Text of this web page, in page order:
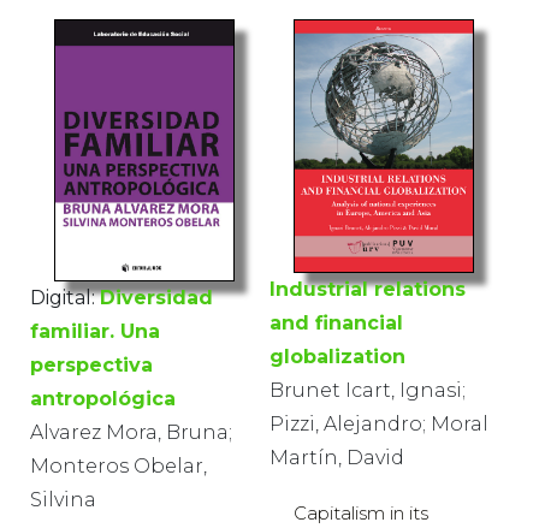
Digital: Diversidad
familiar. Una
perspectiva
antropológica
Alvarez Mora, Bruna;
Monteros Obelar,
Silvina
Industrial relations
and financial
globalization
Brunet Icart, Ignasi;
Pizzi, Alejandro; Moral
Martín, David
Capitalism in its